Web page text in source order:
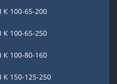
100-65-200
100-65-250
100-80-160
150-125-250